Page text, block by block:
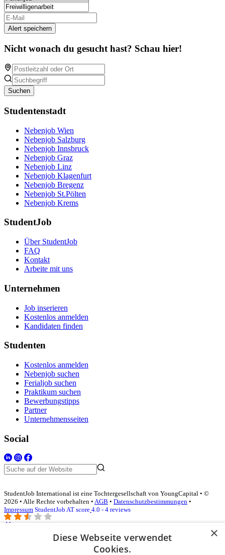
Alert speichern
Nicht wonach du gesucht hast? Schau hier!
Suchen
Studentenstadt
Nebenjob Wien
Nebenjob Salzburg
Nebenjob Innsbruck
Nebenjob Graz
Nebenjob Linz
Nebenjob Klagenfurt
Nebenjob Bregenz
Nebenjob St.Pölten
Nebenjob Krems
StudentJob
Über StudentJob
FAQ
Kontakt
Arbeite mit uns
Unternehmen
Job inserieren
Kostenlos anmelden
Kandidaten finden
Studenten
Kostenlos anmelden
Nebenjob suchen
Ferialjob suchen
Praktikum suchen
Bewerbungstipps
Partner
Unternehmensseiten
Social
StudentJob International ist eine Tochtergesellschaft von YoungCapital • ©
2026 • Alle Rechte vorbehalten • AGB • Datenschutzbestimmungen •
Impressum StudentJob AT score 4.0 - 4 reviews
Login für Unternehmen
×
Diese Webseite verwendet
Cookies.